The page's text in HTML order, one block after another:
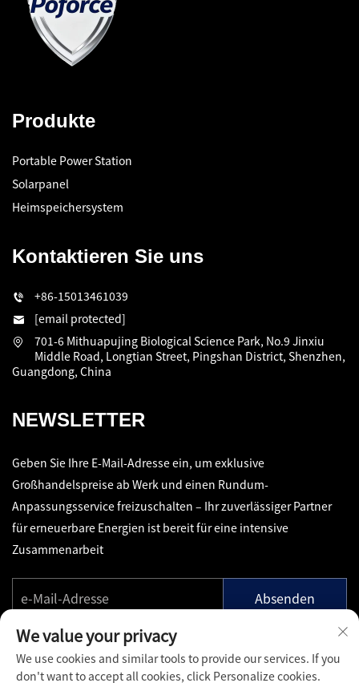
Produkte
Portable Power Station
Solarpanel
Heimspeichersystem
Kontaktieren Sie uns
+86-15013461039
[email protected]
701-6 Mithuapujing Biological Science Park, No.9 Jinxiu
Middle Road, Longtian Street, Pingshan District, Shenzhen,
Guangdong, China
NEWSLETTER
Geben Sie Ihre E-Mail-Adresse ein, um exklusive
Großhandelspreise ab Werk und einen Rundum-
Anpassungsservice freizuschalten – Ihr zuverlässiger Partner
für erneuerbare Energien ist bereit für eine intensive
Zusammenarbeit
Absenden
We value your privacy
We use cookies and similar tools to provide our services. If you
don't want to accept all cookies, click Personalize cookies.